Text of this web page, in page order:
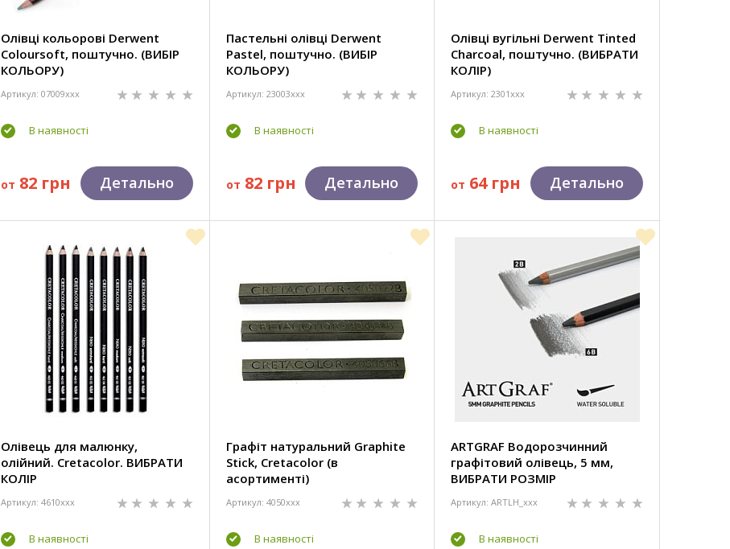
Олівці кольорові Derwent
Coloursoft, поштучно. (ВИБІР
КОЛЬОРУ)
Артикул: 07009xxx
В наявності
от 82 грн Детально
Пастельні олівці Derwent
Pastel, поштучно. (ВИБІР
КОЛЬОРУ)
Артикул: 23003xxx
В наявності
от 82 грн Детально
Олівці вугільні Derwent Tinted
Charcoal, поштучно. (ВИБРАТИ
КОЛІР)
Артикул: 2301xxx
В наявності
от 64 грн Детально
Олівець для малюнку,
олійний. Cretacolor. ВИБРАТИ
КОЛІР
Артикул: 4610xxx
В наявності
Графіт натуральний Graphite
Stick, Cretacolor (в
асортименті)
Артикул: 4050xxx
В наявності
ARTGRAF Водорозчинний
графітовий олівець, 5 мм,
ВИБРАТИ РОЗМІР
Артикул: ARTLH_xxx
В наявності